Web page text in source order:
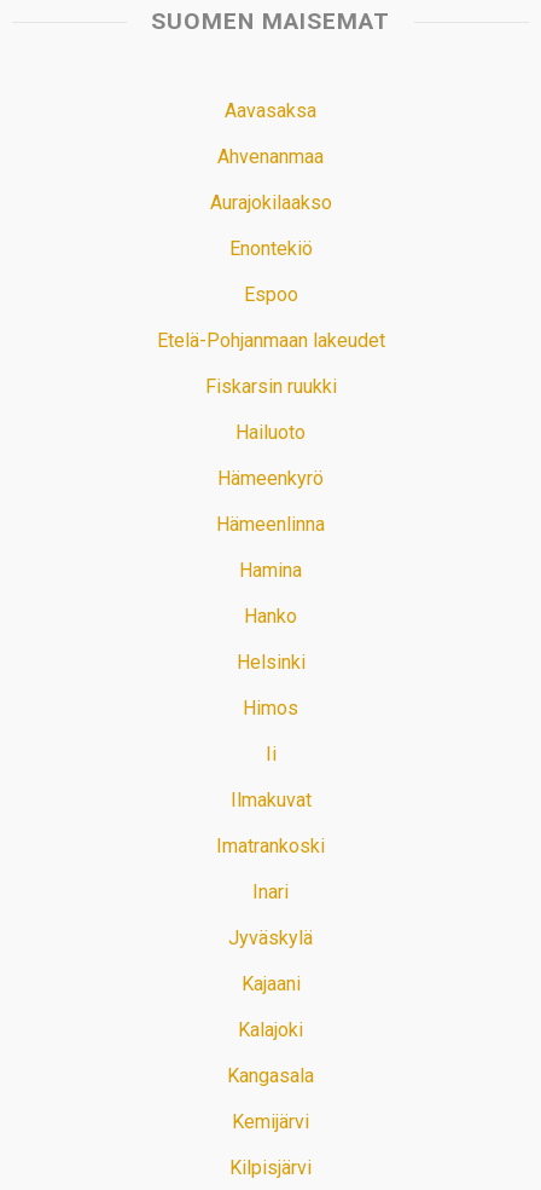
SUOMEN MAISEMAT
Aavasaksa
Ahvenanmaa
Aurajokilaakso
Enontekiö
Espoo
Etelä-Pohjanmaan lakeudet
Fiskarsin ruukki
Hailuoto
Hämeenkyrö
Hämeenlinna
Hamina
Hanko
Helsinki
Himos
Ii
Ilmakuvat
Imatrankoski
Inari
Jyväskylä
Kajaani
Kalajoki
Kangasala
Kemijärvi
Kilpisjärvi